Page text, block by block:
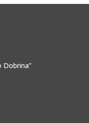
Dobrina”